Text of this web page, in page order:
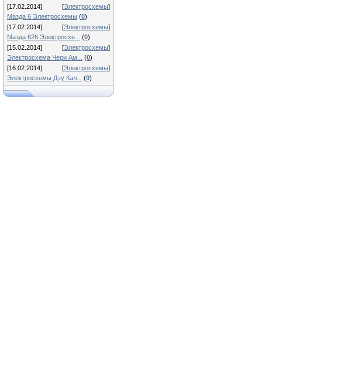
[17.02.2014]
[Электросхемы]
Мазда 6 Электросхемы (0)
[17.02.2014]
[Электросхемы]
Мазда 626 Электросхе...
(0)
[15.02.2014]
[Электросхемы]
Электросхема Чери Ам...
(0)
[16.02.2014]
[Электросхемы]
Электросхемы Дэу Кал...
(0)